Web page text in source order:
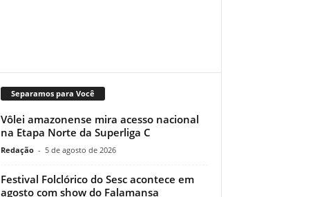
Separamos para Você
Vôlei amazonense mira acesso nacional
na Etapa Norte da Superliga C
Redação - 5 de agosto de 2026
Festival Folclórico do Sesc acontece em
agosto com show do Falamansa